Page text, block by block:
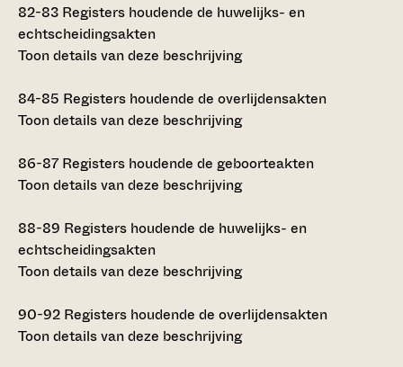
82-83 Registers houdende de huwelijks- en
echtscheidingsakten
Toon details van deze beschrijving
84-85 Registers houdende de overlijdensakten
Toon details van deze beschrijving
86-87 Registers houdende de geboorteakten
Toon details van deze beschrijving
88-89 Registers houdende de huwelijks- en
echtscheidingsakten
Toon details van deze beschrijving
90-92 Registers houdende de overlijdensakten
Toon details van deze beschrijving